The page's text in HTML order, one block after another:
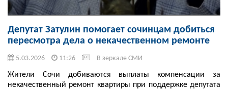
Депутат Затулин помогает сочинцам добиться
пересмотра дела о некачественном ремонте
5.03.2026 11:26 В зеркале СМИ
Жители Сочи добиваются выплаты компенсации за
некачественный ремонт квартиры при поддержке депутата